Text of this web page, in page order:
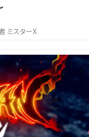
ミスターX